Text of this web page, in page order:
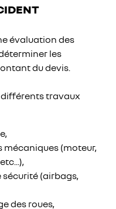
évaluation des
les
du devis.
différents travaux
mécaniques (moteur,
(airbags,
des roues,